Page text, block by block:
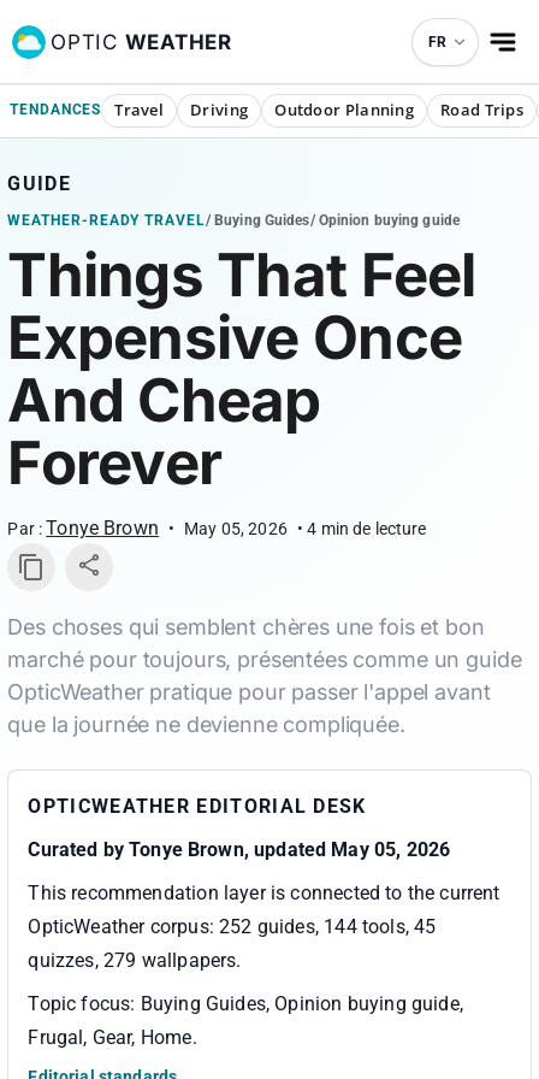
OPTIC WEATHER FR
TENDANCES Travel Driving Outdoor Planning Road Trips
GUIDE
WEATHER-READY TRAVEL/Buying Guides/ Opinion buying guide
Things That Feel
Expensive Once
And Cheap
Forever
Par : Tonye Brown • May 05, 2026 •4 min de lecture
Des choses qui semblent chères une fois et bon
marché pour toujours, présentées comme un guide
OpticWeather pratique pour passer l'appel avant
que la journée ne devienne compliquée.
OPTICWEATHER EDITORIAL DESK
Curated byTonye Brown, updated May 05, 2026
This recommendation layer is connected to the current
OpticWeather corpus: 252 guides, 144 tools, 45
quizzes, 279 wallpapers.
Topic focus: Buying Guides, Opinion buying guide,
Frugal, Gear, Home.